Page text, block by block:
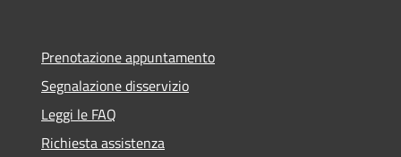
Prenotazione appuntamento
Segnalazione disservizio
Leggi le FAQ
Richiesta assistenza